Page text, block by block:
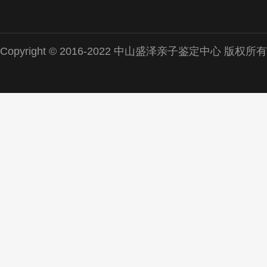
Copyright © 2016-2022 中山盛泽亲子鉴定中心 版权所